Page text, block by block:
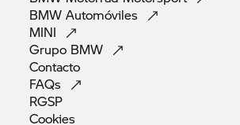
BMWAutomóviles
MINI
Grupo BMW
Contacto
FAQs
RGSP
Cookies